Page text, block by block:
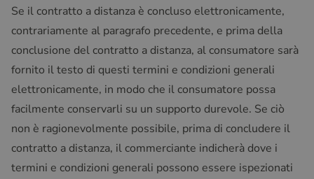
Se il contratto a distanza è concluso elettronicamente,
contrariamente al paragrafo precedente, e prima della
conclusione del contratto a distanza, al consumatore sarà
fornito il testo di questi termini e condizioni generali
elettronicamente, in modo che il consumatore possa
facilmente conservarli su un supporto durevole. Se ciò
non è ragionevolmente possibile, prima di concludere il
contratto a distanza, il commerciante indicherà dove i
termini e condizioni generali possono essere ispezionati